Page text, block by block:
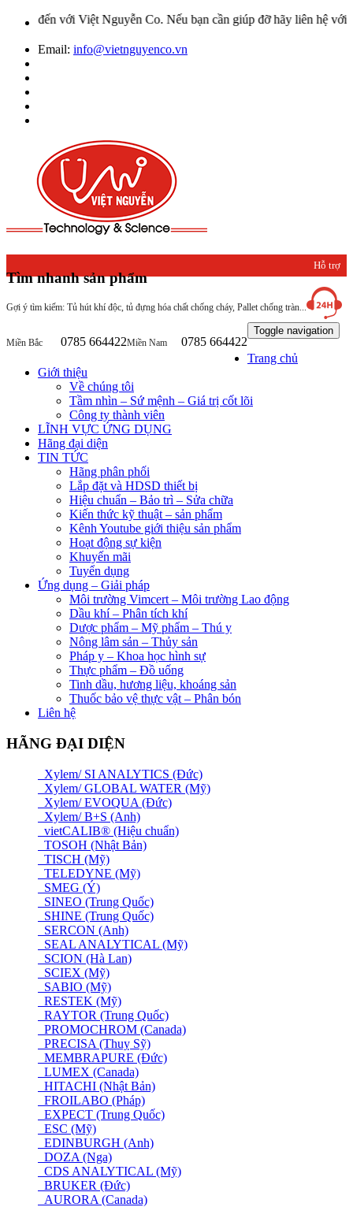
với Việt Nguyễn Co. Nếu bạn cần giúp đỡ hãy liên hệ với chúng tôi
Email: info@vietnguyenco.vn
Tìm nhanh sản phẩm
Gợi ý tìm kiếm: Tủ hút khí độc, tủ đựng hóa chất chống cháy, Pallet chống tràn...
Hỗ trợ
khách
hàng
Miền Bắc 0785 664422Miền Nam 0785 664422
Toggle navigation
Trang chủ
Giới thiệu
Về chúng tôi
Tầm nhìn – Sứ mệnh – Giá trị cốt lõi
Công ty thành viên
LĨNH VỰC ỨNG DỤNG
Hãng đại diện
TIN TỨC
Hãng phân phối
Lắp đặt và HDSD thiết bị
Hiệu chuẩn – Bảo trì – Sửa chữa
Kiến thức kỹ thuật – sản phẩm
Kênh Youtube giới thiệu sản phẩm
Hoạt động sự kiện
Khuyến mãi
Tuyển dụng
Ứng dụng – Giải pháp
Môi trường Vimcert – Môi trường Lao động
Dầu khí – Phân tích khí
Dược phẩm – Mỹ phẩm – Thú y
Nông lâm sản – Thủy sản
Pháp y – Khoa học hình sự
Thực phẩm – Đồ uống
Tinh dầu, hương liệu, khoáng sản
Thuốc bảo vệ thực vật – Phân bón
Liên hệ
HÃNG ĐẠI DIỆN
Xylem/ SI ANALYTICS (Đức)
Xylem/ GLOBAL WATER (Mỹ)
Xylem/ EVOQUA (Đức)
Xylem/ B+S (Anh)
vietCALIB® (Hiệu chuẩn)
TOSOH (Nhật Bản)
TISCH (Mỹ)
TELEDYNE (Mỹ)
SMEG (Ý)
SINEO (Trung Quốc)
SHINE (Trung Quốc)
SERCON (Anh)
SEAL ANALYTICAL (Mỹ)
SCION (Hà Lan)
SCIEX (Mỹ)
SABIO (Mỹ)
RESTEK (Mỹ)
RAYTOR (Trung Quốc)
PROMOCHROM (Canada)
PRECISA (Thuỵ Sỹ)
MEMBRAPURE (Đức)
LUMEX (Canada)
HITACHI (Nhật Bản)
FROILABO (Pháp)
EXPECT (Trung Quốc)
ESC (Mỹ)
EDINBURGH (Anh)
DOZA (Nga)
CDS ANALYTICAL (Mỹ)
BRUKER (Đức)
AURORA (Canada)